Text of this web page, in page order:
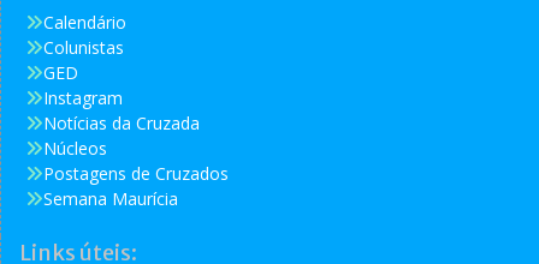
Calendário
Colunistas
GED
Instagram
Notícias da Cruzada
Núcleos
Postagens de Cruzados
Semana Maurícia
Links úteis: